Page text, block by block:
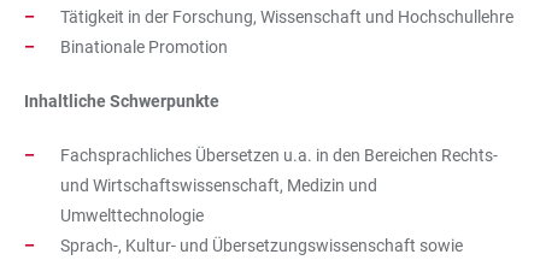
Tätigkeit in der Forschung, Wissenschaft und Hochschullehre
Binationale Promotion
Inhaltliche Schwerpunkte
Fachsprachliches Übersetzen u.a. in den Bereichen Rechts-
und Wirtschaftswissenschaft, Medizin und
Umwelttechnologie
Sprach-, Kultur- und Übersetzungswissenschaft sowie